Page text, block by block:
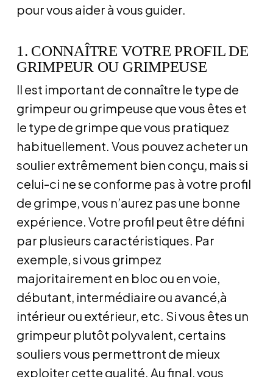
pour vous aider à vous guider.
1. CONNAÎTRE VOTRE PROFIL DE
GRIMPEUR OU GRIMPEUSE
Il est important de connaître le type de
grimpeur ou grimpeuse que vous êtes et
le type de grimpe que vous pratiquez
habituellement. Vous pouvez acheter un
soulier extrêmement bien conçu, mais si
celui-ci ne se conforme pas à votre profil
de grimpe, vous n’aurez pas une bonne
expérience. Votre profil peut être défini
par plusieurs caractéristiques. Par
exemple, si vous grimpez
majoritairement en bloc ou en voie,
débutant, intermédiaire ou avancé,à
intérieur ou extérieur, etc. Si vous êtes un
grimpeur plutôt polyvalent, certains
souliers vous permettront de mieux
exploiter cette qualité. Au final, vous